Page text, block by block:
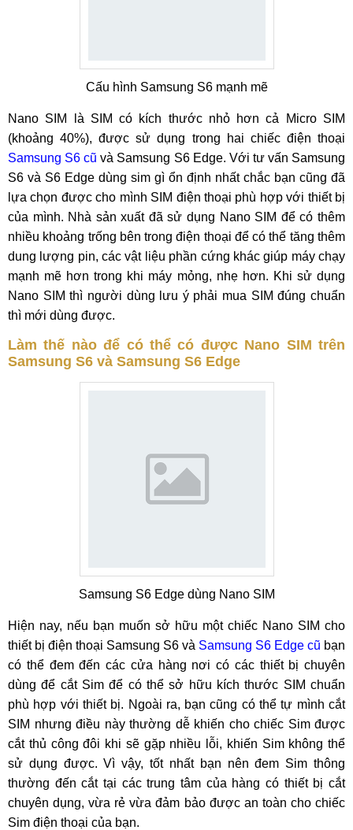
Cấu hình Samsung S6 mạnh mẽ
Nano SIM là SIM có kích thước nhỏ hơn cả Micro SIM
(khoảng 40%), được sử dụng trong hai chiếc điện thoại
Samsung S6 cũ và Samsung S6 Edge. Với tư vấn Samsung
S6 và S6 Edge dùng sim gì ổn định nhất chắc bạn cũng đã
lựa chọn được cho mình SIM điện thoại phù hợp với thiết bị
của mình. Nhà sản xuất đã sử dụng Nano SIM để có thêm
nhiều khoảng trống bên trong điện thoại để có thể tăng thêm
dung lượng pin, các vật liệu phần cứng khác giúp máy chạy
mạnh mẽ hơn trong khi máy mỏng, nhẹ hơn. Khi sử dụng
Nano SIM thì người dùng lưu ý phải mua SIM đúng chuẩn
thì mới dùng được.
Làm thế nào để có thể có được Nano SIM trên
Samsung S6 và Samsung S6 Edge
Samsung S6 Edge dùng Nano SIM
Hiện nay, nếu bạn muốn sở hữu một chiếc Nano SIM cho
thiết bị điện thoại Samsung S6 và Samsung S6 Edge cũ bạn
có thể đem đến các cửa hàng nơi có các thiết bị chuyên
dùng để cắt Sim để có thể sở hữu kích thước SIM chuẩn
phù hợp với thiết bị. Ngoài ra, bạn cũng có thể tự mình cắt
SIM nhưng điều này thường dễ khiến cho chiếc Sim được
cắt thủ công đôi khi sẽ gặp nhiều lỗi, khiến Sim không thể
sử dụng được. Vì vậy, tốt nhất bạn nên đem Sim thông
thường đến cắt tại các trung tâm của hàng có thiết bị cắt
chuyên dụng, vừa rẻ vừa đảm bảo được an toàn cho chiếc
Sim điện thoại của bạn.